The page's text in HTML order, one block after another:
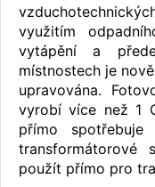
využitím
vytápění a
místnostech je
upravována.
vyrobí více než 1
přímo
transformátorové
použít přímo pro